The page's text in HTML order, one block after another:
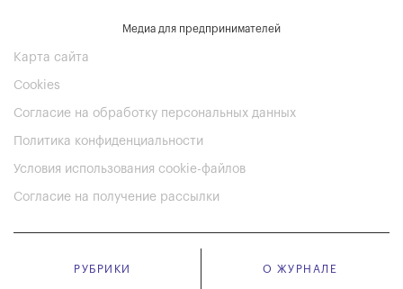
Медиа для предпринимателей
Карта сайта
Cookies
Согласие на обработку персональных данных
Политика конфиденциальности
Условия использования cookie-файлов
Согласие на получение рассылки
РУБРИКИ О ЖУРНАЛЕ